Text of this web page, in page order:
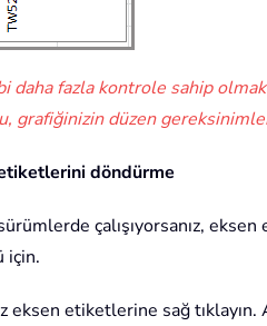
daha fazla kontrole sahip
grafiğinizin düzen
döndürme
çalışıyorsanız,
için.
etiketlerine sağ tıklayın.